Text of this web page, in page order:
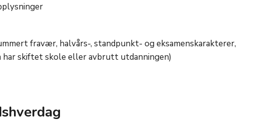
fravær, halvårs-, standpunkt- og eksamenskarakterer,
har skiftet skole eller avbrutt utdanningen)